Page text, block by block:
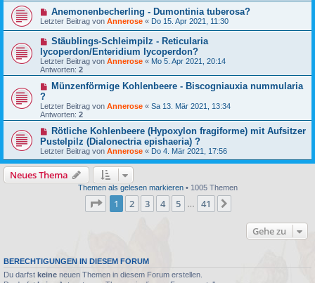
Anemonenbecherling - Dumontinia tuberosa?
Letzter Beitrag von Annerose « Do 15. Apr 2021, 11:30
Stäublings-Schleimpilz - Reticularia
lycoperdon/Enteridium lycoperdon?
Letzter Beitrag von Annerose « Mo 5. Apr 2021, 20:14
Antworten: 2
Münzenförmige Kohlenbeere - Biscogniauxia nummularia
?
Letzter Beitrag von Annerose « Sa 13. Mär 2021, 13:34
Antworten: 2
Rötliche Kohlenbeere (Hypoxylon fragiforme) mit Aufsitzer
Pustelpilz (Dialonectria epishaeria) ?
Letzter Beitrag von Annerose « Do 4. Mär 2021, 17:56
Neues Thema
Themen als gelesen markieren• 1005 Themen
Seite 1von 41
1 2 3 4 5 41
Gehe zu
BERECHTIGUNGEN IN DIESEM FORUM
Du darfst keine neuen Themen in diesem Forum erstellen.